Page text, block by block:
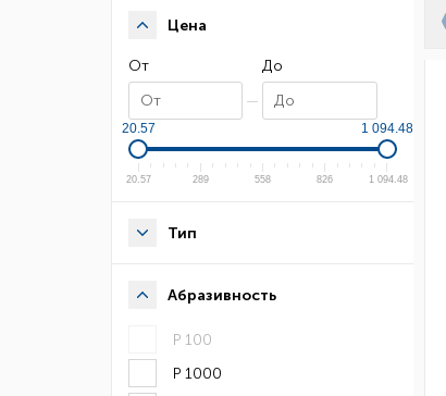
Цена
От До
20.57 1 094.48
20.57 289 558 826 1 094.48
Тип
Абразивность
Р 100
Р 1000